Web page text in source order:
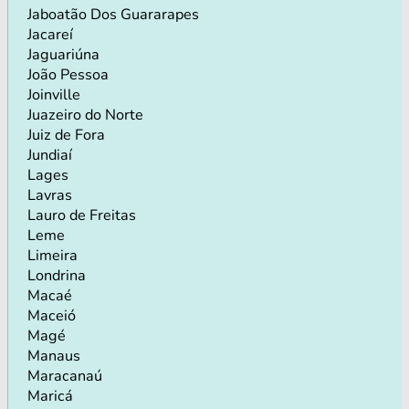
Jaboatão Dos Guararapes
Jacareí
Jaguariúna
João Pessoa
Joinville
Juazeiro do Norte
Juiz de Fora
Jundiaí
Lages
Lavras
Lauro de Freitas
Leme
Limeira
Londrina
Macaé
Maceió
Magé
Manaus
Maracanaú
Maricá